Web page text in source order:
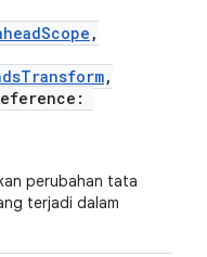
,
,
perubahan tata
terjadi dalam